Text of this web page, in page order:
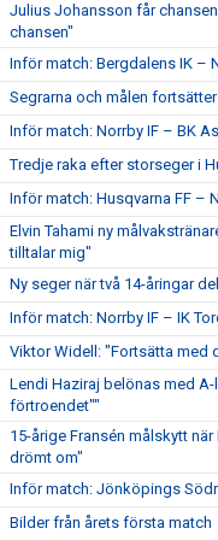
Julius Johansson får
chansen"
Inför match: Bergdalens IK –
Segrarna och målen
Inför match: Norrby IF – BK
Tredje raka efter storseger i
Inför match: Husqvarna FF –
Elvin Tahami ny
tilltalar mig"
Ny seger när två 14-åringar
Inför match: Norrby IF – IK
Viktor Widell: "Fortsätta med
Lendi Haziraj belönas med
förtroendet""
15-årige Fransén målskytt
drömt om"
Inför match: Jönköpings
Bilder från årets första match